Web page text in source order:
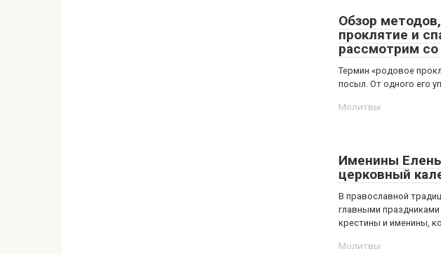
Обзор
проклятие и
рассмотрим со
Термин «родовое
посыл. От одного его
Молитвы
Именины
церковный
В православной
главными
крестины и именины,
Молитвы